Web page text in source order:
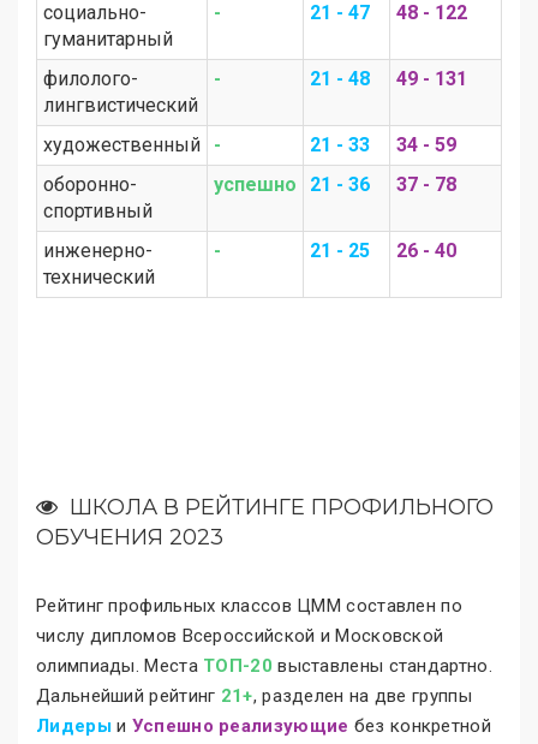
социально-
гуманитарный
- 21 - 47 48 - 122
филолого-
лингвистический
- 21 - 48 49 - 131
художественный - 21 - 33
34 - 59
оборонно-
спортивный
успешно 21 - 36 37 - 78
инженерно-
технический
- 21 - 25 26 - 40
ШКОЛА В РЕЙТИНГЕ ПРОФИЛЬНОГО
ОБУЧЕНИЯ 2023
Рейтинг профильных классов ЦММ составлен по
числу дипломов Всероссийской и Московской
олимпиады. Места ТОП-20 выставлены стандартно.
Дальнейший рейтинг 21+, разделен на две группы
Лидерыи Успешно реализующие без конкретной